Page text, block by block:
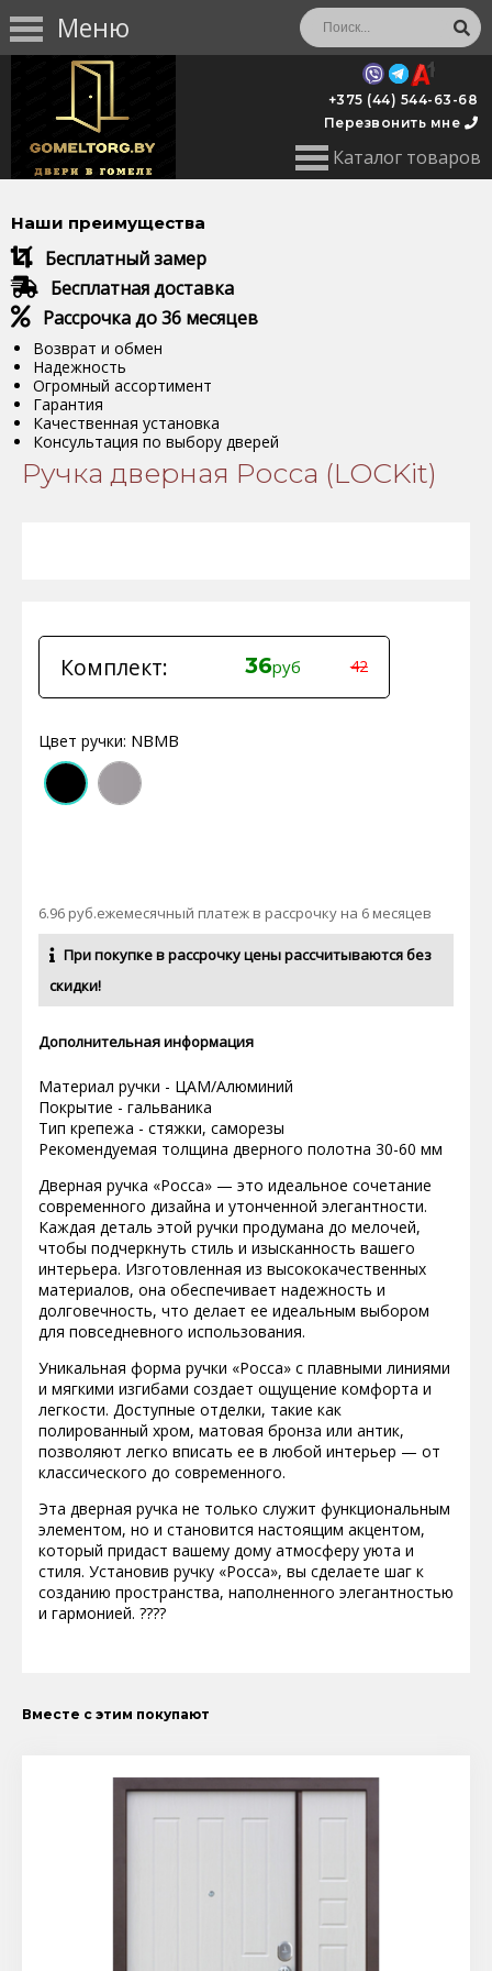
Меню
Каталог товаров
+375 (44) 544-63-68
Перезвонить мне
Наши преимущества
Бесплатный замер
Бесплатная доставка
Рассрочка до 36 месяцев
Возврат и обмен
Надежность
Огромный ассортимент
Гарантия
Качественная установка
Консультация по выбору дверей
Ручка дверная Росса (LOCKit)
Комплект: 36руб 42
Цвет ручки: NBMB
6.96 руб.ежемесячный платеж в рассрочку на 6 месяцев
При покупке в рассрочку цены рассчитываются без
скидки!
Дополнительная информация
Материал ручки - ЦАМ/Алюминий
Покрытие - гальваника
Тип крепежа - стяжки, саморезы
Рекомендуемая толщина дверного полотна 30-60 мм
Дверная ручка «Росса» — это идеальное сочетание
современного дизайна и утонченной элегантности.
Каждая деталь этой ручки продумана до мелочей,
чтобы подчеркнуть стиль и изысканность вашего
интерьера. Изготовленная из высококачественных
материалов, она обеспечивает надежность и
долговечность, что делает ее идеальным выбором
для повседневного использования.
Уникальная форма ручки «Росса» с плавными линиями
и мягкими изгибами создает ощущение комфорта и
легкости. Доступные отделки, такие как
полированный хром, матовая бронза или антик,
позволяют легко вписать ее в любой интерьер — от
классического до современного.
Эта дверная ручка не только служит функциональным
элементом, но и становится настоящим акцентом,
который придаст вашему дому атмосферу уюта и
стиля. Установив ручку «Росса», вы сделаете шаг к
созданию пространства, наполненного элегантностью
и гармонией. ????
Вместе с этим покупают